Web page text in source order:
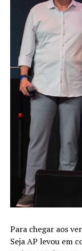
Para chegar aos
Seja AP levou em